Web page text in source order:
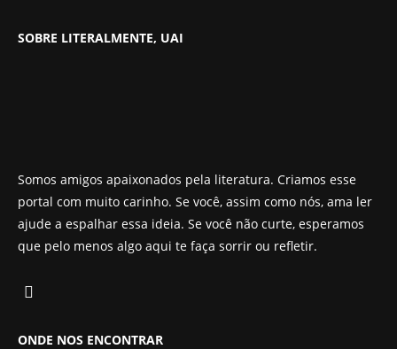
SOBRE LITERALMENTE, UAI
Somos amigos apaixonados pela literatura. Criamos esse
portal com muito carinho. Se você, assim como nós, ama ler
ajude a espalhar essa ideia. Se você não curte, esperamos
que pelo menos algo aqui te faça sorrir ou refletir.
ONDE NOS ENCONTRAR